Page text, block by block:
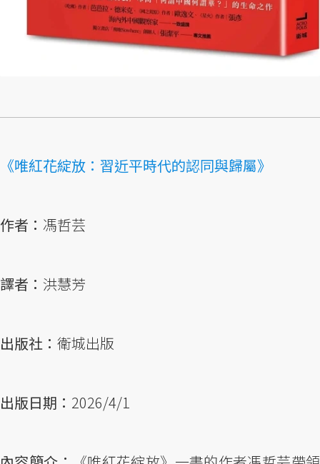
《唯紅花綻放：習近平時代的認同與歸屬》
作者： 馮哲芸
譯者： 洪慧芳
出版社： 衛城出版
出版日期： 2026/4/1